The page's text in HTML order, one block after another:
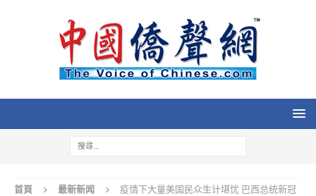
首頁 最新新闻
疫情下大量美国民众生计堪忧 巴西总统新冠